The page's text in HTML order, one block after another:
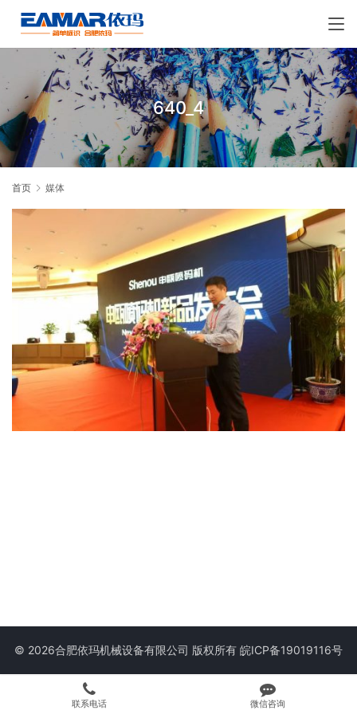
640_4
首页 媒体
© 2026合肥依玛机械设备有限公司 版权所有 皖ICP备19019116号
联系电话 微信咨询